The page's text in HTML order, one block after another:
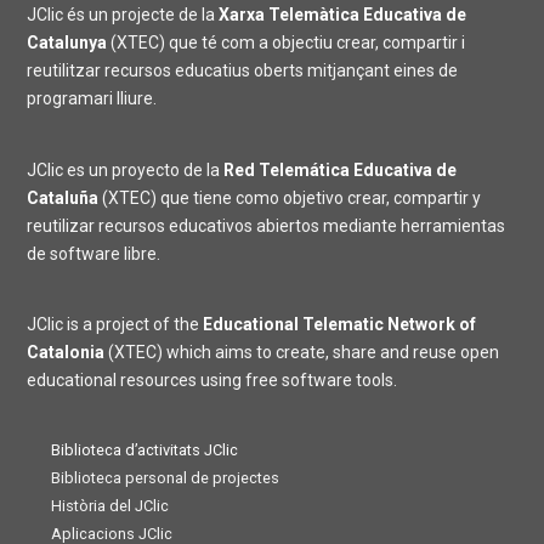
JClic és un projecte de la Xarxa Telemàtica Educativa de
Catalunya (XTEC) que té com a objectiu crear, compartir i
reutilitzar recursos educatius oberts mitjançant eines de
programari lliure.
JClic es un proyecto de la Red Telemática Educativa de
Cataluña (XTEC) que tiene como objetivo crear, compartir y
reutilizar recursos educativos abiertos mediante herramientas
de software libre.
JClic is a project of the Educational Telematic Network of
Catalonia (XTEC) which aims to create, share and reuse open
educational resources using free software tools.
Biblioteca d’activitats JClic
Biblioteca personal de projectes
Història del JClic
Aplicacions JClic